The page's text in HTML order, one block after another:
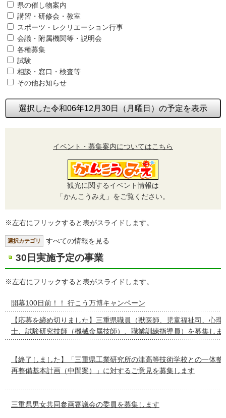
県の催し物案内
講習・研修会・教室
スポーツ・レクリエーション行事
会議・附属機関等・説明会
各種募集
試験
相談・窓口・検査等
その他お知らせ
選択した令和06年12月30日（月曜日）の予定を表示
イベント・募集案内についてはこちら
観光に関するイベント情報は
「かんこうみえ」をご覧ください。
※左右にフリックすると表がスライドします。
選択カテゴリ すべての情報を見る
30日実施予定の事業
※左右にフリックすると表がスライドします。
開幕100日前！！ 行こう万博キャンペーン
【応募を締め切りました】三重県職員（獣医師、児童福祉司、心理
士、試験研究技師（機械金属技師）、職業訓練指導員）を募集しま
【終了しました】「三重県工業研究所の津高等技術学校との一体
再整備基本計画（中間案）」に対するご意見を募集します
三重県男女共同参画審議会の委員を募集します